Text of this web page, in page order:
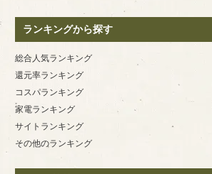
ランキングから探す
総合人気ランキング
還元率ランキング
コスパランキング
家電ランキング
サイトランキング
その他のランキング